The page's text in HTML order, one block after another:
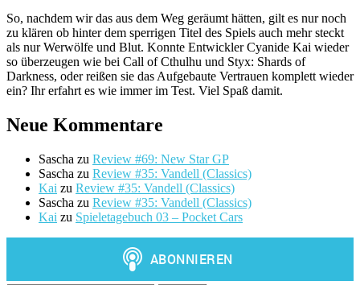
So, nachdem wir das aus dem Weg geräumt hätten, gilt es nur noch
zu klären ob hinter dem sperrigen Titel des Spiels auch mehr steckt
als nur Werwölfe und Blut. Konnte Entwickler Cyanide Kai wieder
so überzeugen wie bei Call of Cthulhu und Styx: Shards of
Darkness, oder reißen sie das Aufgebaute Vertrauen komplett wieder
ein? Ihr erfahrt es wie immer im Test. Viel Spaß damit.
Neue Kommentare
Sascha zu Review #69: New Star GP
Sascha zu Review #35: Vandell (Classics)
Kai zu Review #35: Vandell (Classics)
Sascha zu Review #35: Vandell (Classics)
Kai zu Spieletagebuch 03 – Pocket Cars